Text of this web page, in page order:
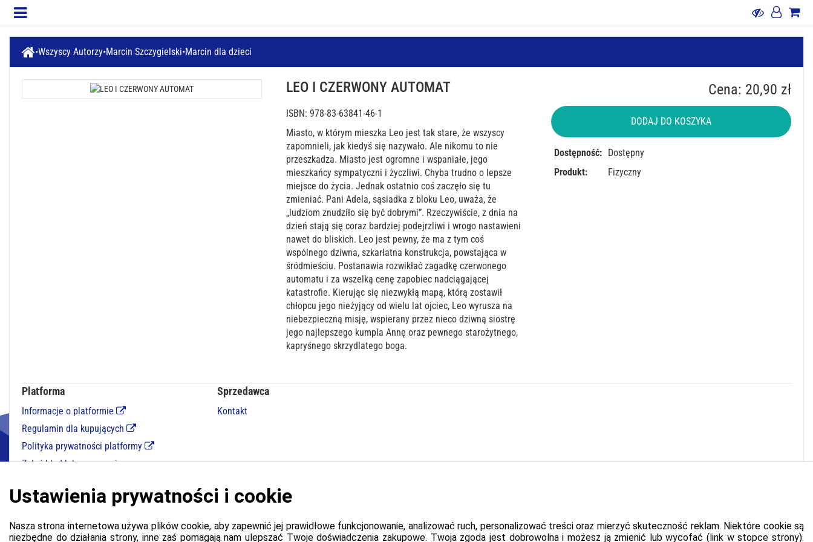
Wszyscy Autorzy Marcin Szczygielski Marcin dla dzieci
LEO I CZERWONY AUTOMAT
ISBN: 978-83-63841-46-1
Miasto, w którym mieszka Leo jest tak stare, że wszyscy
zapomnieli, jak kiedyś się nazywało. Ale nikomu to nie
przeszkadza. Miasto jest ogromne i wspaniałe, jego
mieszkańcy sympatyczni i życzliwi. Chyba trudno o lepsze
miejsce do życia. Jednak ostatnio coś zaczęło się tu
zmieniać. Pani Adela, sąsiadka z bloku Leo, uważa, że
„ludziom znudziło się być dobrymi”. Rzeczywiście, z dnia na
dzień stają się coraz bardziej podejrzliwi i wrogo nastawieni
nawet do bliskich. Leo jest pewny, że ma z tym coś
wspólnego dziwna, szkarłatna konstrukcja, powstająca w
śródmieściu. Postanawia rozwikłać zagadkę czerwonego
automatu i za wszelką cenę zapobiec nadciągającej
katastrofie. Kierując się niezwykłą mapą, którą zostawił
chłopcu jego nieżyjący od wielu lat ojciec, Leo wyrusza na
niebezpieczną misję, wspierany przez nieco dziwną siostrę
jego najlepszego kumpla Annę oraz pewnego starożytnego,
kapryśnego skrzydlatego boga.
Cena: 20,90 zł
DODAJ DO KOSZYKA
Dostępność: Dostępny
Produkt:
Fizyczny
Platforma
Informacje o platformie
Regulamin dla kupujących
Polityka prywatności platformy
Zgłoś błąd lub naruszenie
Sprzedawca
Kontakt